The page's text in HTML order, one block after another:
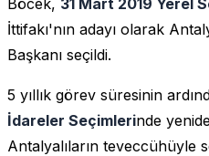
İttifakı'nın adayı olarak
Başkanı seçildi.
5 yıllık görev süresinin
İdareler Seçimlerinde
Antalyalıların teveccühüyle